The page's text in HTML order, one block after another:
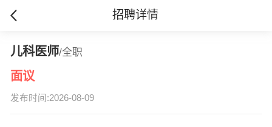
招聘详情
儿科医师/全职
面议
发布时间:2026-08-09